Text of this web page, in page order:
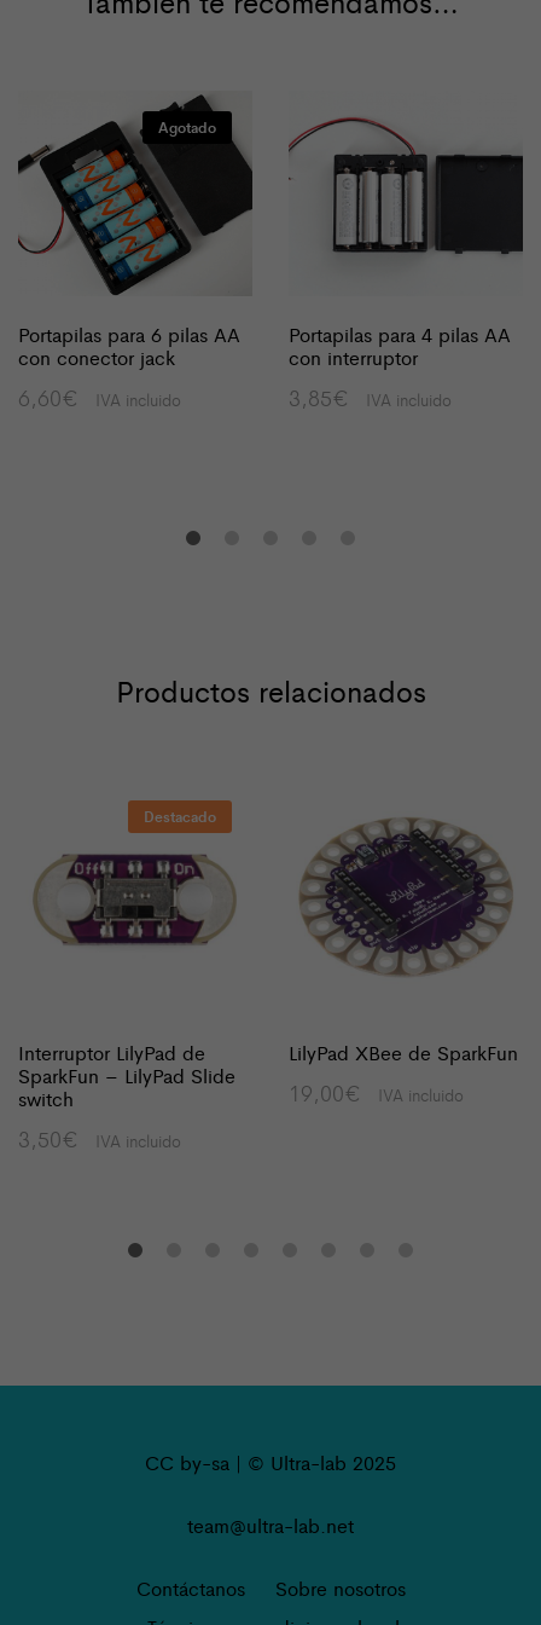
Agotado
Portapilas para 6 pilas AA
con conector jack
6,60€ IVA incluido
Portapilas para 4 pilas AA
con interruptor
3,85€ IVA incluido
Productos relacionados
Destacado
Interruptor LilyPad de
SparkFun – LilyPad Slide
switch
3,50€ IVA incluido
LilyPad XBee de SparkFun
19,00€ IVA incluido
CC by-sa | © Ultra-lab 2025
team@ultra-lab.net
Contáctanos
Sobre nosotros